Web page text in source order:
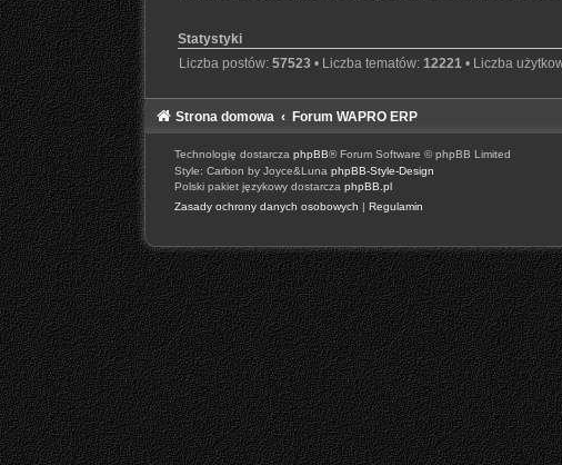
Statystyki
Liczba postów: 57523 • Liczba tematów: 12221• Liczba
Strona domowa Forum WAPRO ERP
Technologię dostarcza phpBB® Forum Software © phpBB Limited
Style: Carbon by Joyce&Luna phpBB-Style-Design
Polski pakiet językowy dostarcza phpBB.pl
Zasady ochrony danych osobowych
Regulamin